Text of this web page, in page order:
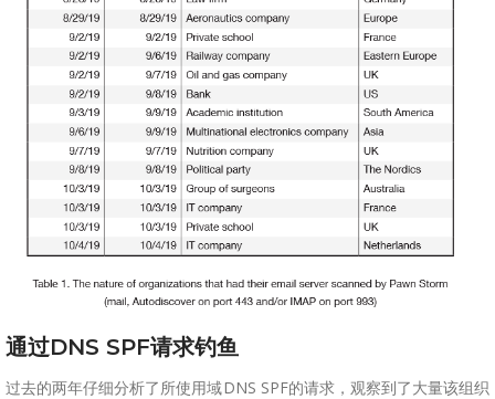
通过DNS SPF请求钓鱼
过去的两年仔细分析了所使用域DNS SPF的请求，观察到了大量该组织